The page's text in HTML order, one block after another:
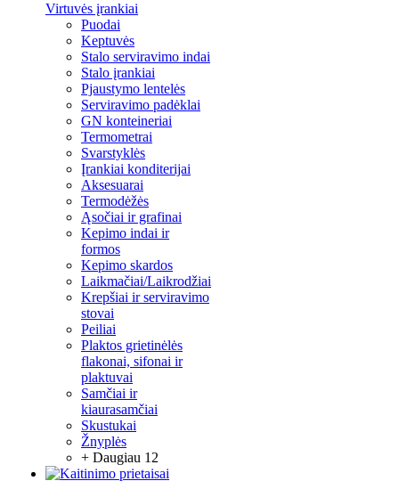
Virtuvės įrankiai
Puodai
Keptuvės
Stalo serviravimo indai
Stalo įrankiai
Pjaustymo lentelės
Serviravimo padėklai
GN konteineriai
Termometrai
Svarstyklės
Įrankiai konditerijai
Aksesuarai
Termodėžės
Ąsočiai ir grafinai
Kepimo indai ir
formos
Kepimo skardos
Laikmačiai/Laikrodžiai
Krepšiai ir serviravimo
stovai
Peiliai
Plaktos grietinėlės
flakonai, sifonai ir
plaktuvai
Samčiai ir
kiaurasamčiai
Skustukai
Žnyplės
+ Daugiau 12